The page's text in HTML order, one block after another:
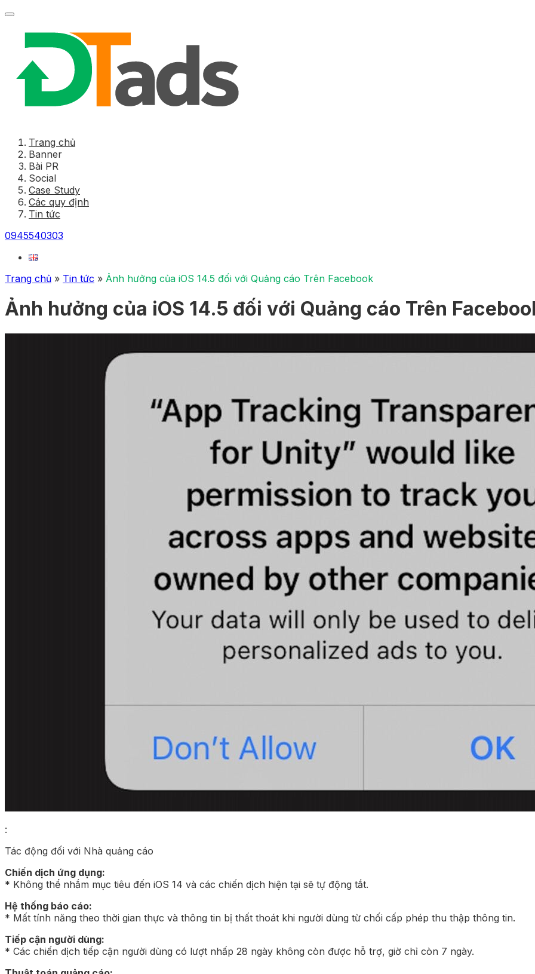
Trang chủ
Banner
Bài PR
Social
Case Study
Các quy định
Tin tức
0945540303
Trang chủ » Tin tức » Ảnh hưởng của iOS 14.5 đối với Quảng cáo Trên Facebook
Ảnh hưởng của iOS 14.5 đối với Quảng cáo Trên
:
Tác động đối với Nhà quảng cáo
Chiến dịch ứng dụng:
* Không thể nhắm mục tiêu đến iOS 14 và các chiến dịch hiện tại sẽ tự động tắt.
Hệ thống báo cáo:
* Mất tính năng theo thời gian thực và thông tin bị thất thoát khi người dùng từ chối cấp phép thu thập thông tin.
Tiếp cận người dùng:
* Các chiến dịch tiếp cận người dùng có lượt nhấp 28 ngày không còn được hỗ trợ, giờ chỉ còn 7 ngày.